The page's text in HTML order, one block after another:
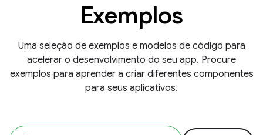
Exemplos
Uma seleção de exemplos e modelos de código para
acelerar o desenvolvimento do seu app. Procure
exemplos para aprender a criar diferentes componentes
para seus aplicativos.